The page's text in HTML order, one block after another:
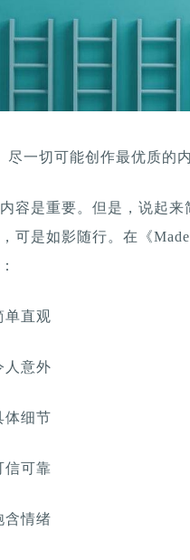
尽一切可能创作最优质的
容是重要。但是，说起
可是如影随行。在《
单直观
人意外
体细节
信可靠
含情绪